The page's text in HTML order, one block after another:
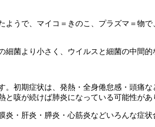
うで、マイコ＝きのこ、プラズマ＝物
菌より小さく、ウイルスと細菌の中間的
初期症状は、発熱・全身倦怠感・頭痛
と咳が続けば肺炎になっている可能性があ
・肝炎・膵炎・心筋炎などいろんな症状